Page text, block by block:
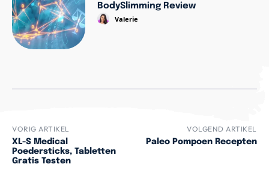
BodySlimming Review
Valerie
VORIG ARTIKEL
XL-S Medical
Poedersticks, Tabletten
Gratis Testen
VOLGEND ARTIKEL
Paleo Pompoen Recepten